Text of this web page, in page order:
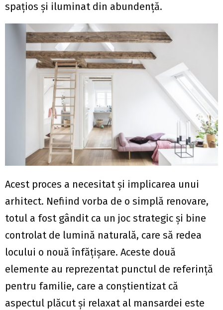
spațios și iluminat din abundență.
Acest proces a necesitat și implicarea unui
arhitect. Nefiind vorba de o simplă renovare,
totul a fost gândit ca un joc strategic și bine
controlat de lumină naturală, care să redea
locului o nouă înfățișare. Aceste două
elemente au reprezentat punctul de referință
pentru familie, care a conștientizat că
aspectul plăcut și relaxat al mansardei este